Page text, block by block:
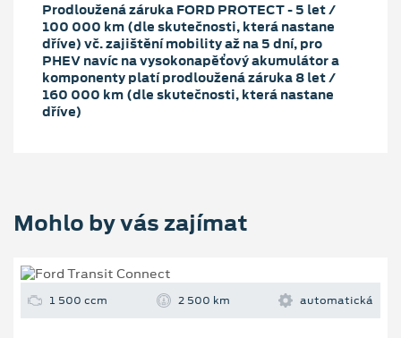
Prodloužená záruka FORD PROTECT - 5 let /
100 000 km (dle skutečnosti, která nastane
dříve) vč. zajištění mobility až na 5 dní, pro
PHEV navíc na vysokonapěťový akumulátor a
komponenty platí prodloužená záruka 8 let /
160 000 km (dle skutečnosti, která nastane
dříve)
Mohlo by vás zajímat
1 500 ccm 2 500 km automatická